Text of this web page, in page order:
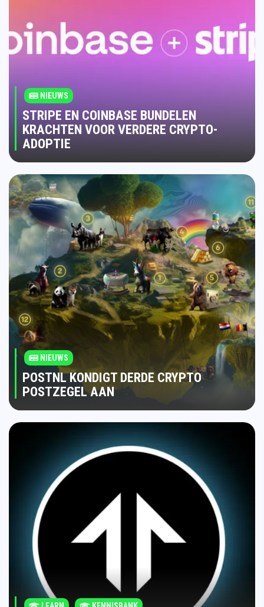
NIEUWS
STRIPE EN COINBASE BUNDELEN
KRACHTEN VOOR VERDERE CRYPTO-
ADOPTIE
NIEUWS
POSTNL KONDIGT DERDE CRYPTO
POSTZEGEL AAN